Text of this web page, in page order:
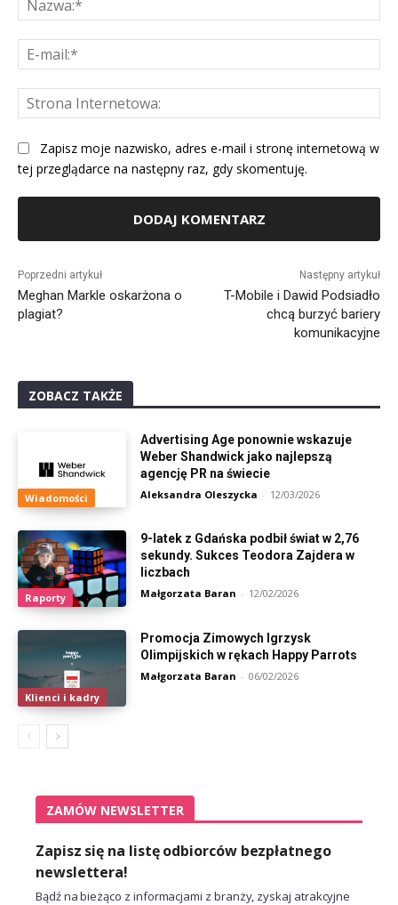
Zapisz moje nazwisko, adres e-mail i stronę internetową w
tej przeglądarce na następny raz, gdy skomentuję.
Poprzedni artykuł
Meghan Markle oskarżona o
plagiat?
Następny artykuł
T-Mobile i Dawid Podsiadło
chcą burzyć bariery
komunikacyjne
ZOBACZ TAKŻE
Wiadomości
Advertising Age ponownie wskazuje
Weber Shandwick jako najlepszą
agencję PR na świecie
Aleksandra Oleszycka - 12/03/2026
Raporty
9-latek z Gdańska podbił świat w 2,76
sekundy. Sukces Teodora Zajdera w
liczbach
Małgorzata Baran - 12/02/2026
Klienci i kadry
Promocja Zimowych Igrzysk
Olimpijskich w rękach Happy Parrots
Małgorzata Baran - 06/02/2026
ZAMÓW NEWSLETTER
Zapisz się na listę odbiorców bezpłatnego
newslettera!
Bądź na bieżąco z informacjami z branży, zyskaj atrakcyjne